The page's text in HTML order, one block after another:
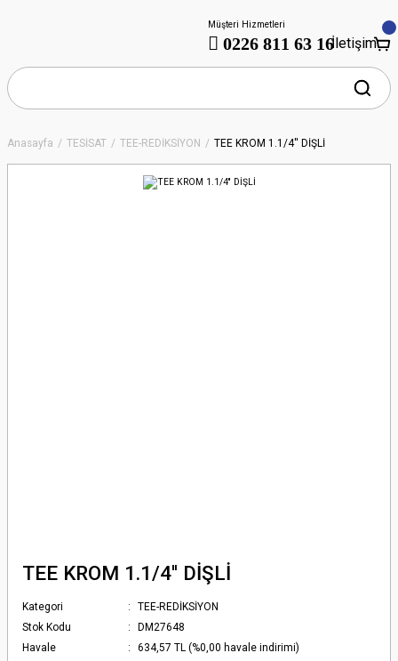
Müşteri Hizmetleri
0226 811 63 16İletişim
Anasayfa TESİSAT TEE-REDİKSİYON TEE KROM 1.1/4'' DİŞLİ
TEE KROM 1.1/4'' DİŞLİ
Kategori
TEE-REDİKSİYON
Stok Kodu
DM27648
Havale
634,57 TL (%0,00 havale indirimi)